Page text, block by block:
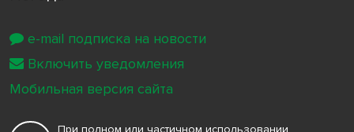
e-mail подписка на новости
Включить уведомления
Мобильная версия сайта